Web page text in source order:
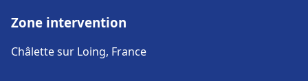
Zone intervention
Châlette sur Loing, France